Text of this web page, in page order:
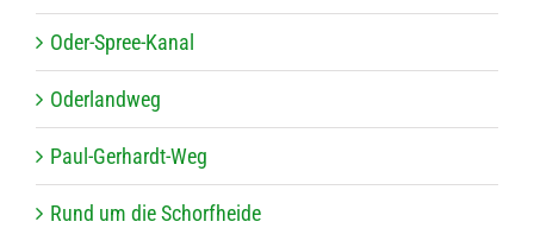
Oder-Spree-Kanal
Oder­land­weg
Paul-Ger­hardt-Weg
Rund um die Schorfheide